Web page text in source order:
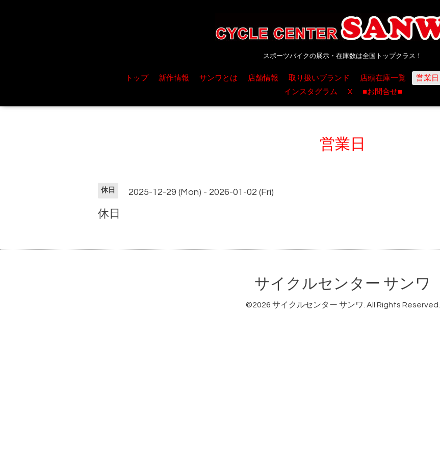
スポーツバイクの展示・在庫数は全国トップクラス！
トップ 新作情報 サンワとは 店舗情報 取り扱いブランド 店頭在庫一覧 営業日
インスタグラム
X ■お問合せ■
営業日
休日 2025-12-29 (Mon) - 2026-01-02 (Fri)
休日
サイクルセンター サンワ
©2026 サイクルセンター サンワ. All Rights Reserved.